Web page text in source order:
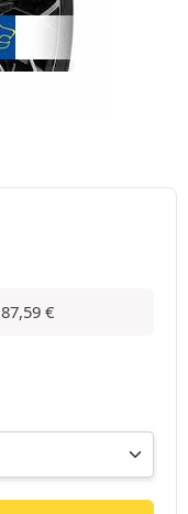
87,59 €